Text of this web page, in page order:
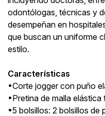
odontólogas, técnicas y
desempeñan en
que buscan un uniforme
estilo.
Características
•Corte jogger con puño
•Pretina de malla elástica
•5 bolsillos: 2 bolsillos de